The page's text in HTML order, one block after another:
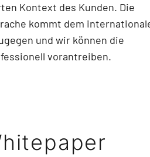
Kontext des Kunden. Die
kommt dem
und wir können die
vorantreiben.